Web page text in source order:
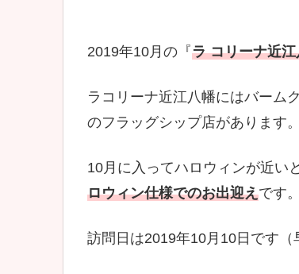
2019年10月の『ラ コリーナ近江
ラコリーナ近江八幡にはバーム
のフラッグシップ店があります。
10月に入ってハロウィンが近い
ロウィン仕様でのお出迎えです。
訪問日は2019年10月10日です（